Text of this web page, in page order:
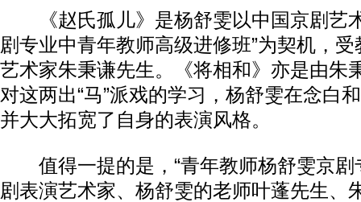
《赵氏孤儿》是杨舒雯以中国京剧艺
剧专业中青年教师高级进修班”为契机，
艺术家朱秉谦先生。《将相和》亦是由朱
对这两出“马”派戏的学习，杨舒雯在念白
并大大拓宽了自身的表演风格。
值得一提的是，“青年教师杨舒雯京剧
剧表演艺术家、杨舒雯的老师叶蓬先生、